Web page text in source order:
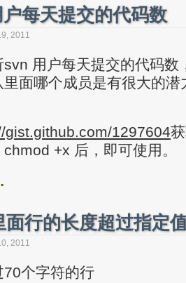
每天提交的代码数
2011
用户每天提交的代码数
面哪个成员是有很大的潜
gist.github.com/1297604
+x 后，即可使用。
行的长度超过指定
2011
个字符的行